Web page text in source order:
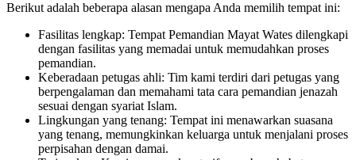
Berikut adalah beberapa alasan mengapa Anda memilih tempat ini:
Fasilitas lengkap: Tempat Pemandian Mayat Wates dilengkapi
dengan fasilitas yang memadai untuk memudahkan proses
pemandian.
Keberadaan petugas ahli: Tim kami terdiri dari petugas yang
berpengalaman dan memahami tata cara pemandian jenazah
sesuai dengan syariat Islam.
Lingkungan yang tenang: Tempat ini menawarkan suasana
yang tenang, memungkinkan keluarga untuk menjalani proses
perpisahan dengan damai.